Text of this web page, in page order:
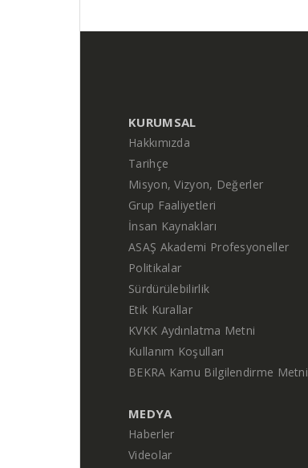
KURUMSAL
Hakkımızda
Tarihçe
Misyon, Vizyon, Değerler
Grup Faaliyetleri
İnsan Kaynakları
ASAŞ Akademi Profesyoneller
Politikalar
Sürdürülebilirlik
Etik Kurallar
KVKK Aydınlatma Metni
Kullanım Koşulları
BEKRA Kamu Bilgilendirme Metni
MEDYA
Haberler
Videolar